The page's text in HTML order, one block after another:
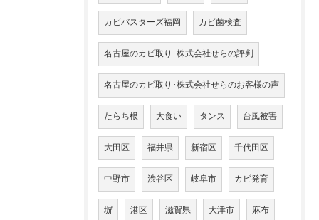
カビバスターズ福岡 カビ菌検査
名古屋のカビ取り･株式会社せらの評判
名古屋のカビ取り･株式会社せらのお客様の声
たらち根 大食い タンス 台風被害
大田区 福井県 新宿区 千代田区
中野市 渋谷区 岐阜市 カビ発育
塀 港区 滋賀県 大津市 麻布